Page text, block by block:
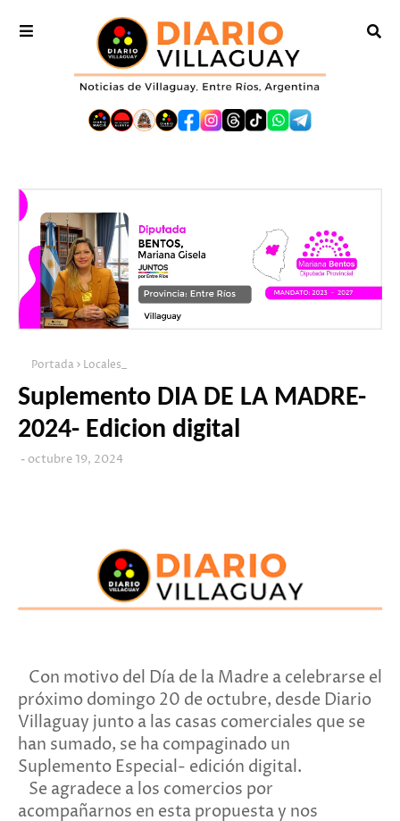
Portada Locales_
Suplemento DIA DE LA MADRE-
2024- Edicion digital
octubre 19, 2024
Con motivo del Día de la Madre a celebrarse el
próximo domingo 20 de octubre, desde Diario
Villaguay junto a las casas comerciales que se
han sumado, se ha compaginado un
Suplemento Especial- edición digital.
Se agradece a los comercios por
acompañarnos en esta propuesta y nos